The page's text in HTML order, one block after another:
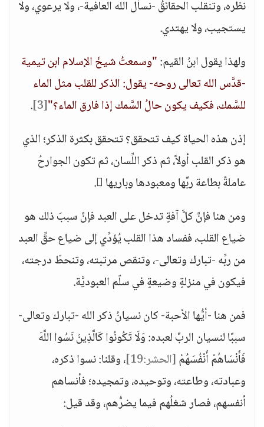
نظره، وتنقلب الحقائقُ -نسأل الله العافية-، ولا يرعوي، ولا
يستجيب، ولا يهتدي.
ولهذا يقول ابنُ القيم:"وسمعتُ شيخَ الإسلام ابن تيمية
-قدَّس الله تعالى روحه- يقول: الذكر للقلب مثل الماء
للسَّمك، فكيف يكون حالُ السَّمك إذا فارق الماء؟"[3]
.
إذن هذه الحياة كيف تتحقق؟ تتحقق بكثرة الذكر؛ الذي
هو ذكر القلب أولاً، ثم ذكر اللِّسان، ثم تكون الجوارحُ
عاملةً بطاعة ربِّها ومعبودها وباريها .
ومن هنا فإنَّ كلَّ آفةٍ تدخل على العبد فإنَّ سببَ ذلك هو
ضياع القلب، ففساد هذا القلب يُؤدِّي إلى ضياع حقِّ العبد
من ربِّه -تبارك وتعالى-، وتنقص مرتبته، وتنحطّ درجته،
فيكون في منزلةٍ وضيعةٍ في سلّم العبوديَّة.
فمن هنا -أيُّها الأحبة- كان نسيانُ ذكر الله -تبارك وتعالى-
سببًا لنسيان الربِّ لعبده: وَلَا تَكُونُوا كَالَّذِينَ نَسُوا اللَّهَ
فَأَنْسَاهُمْ أَنْفُسَهُمْ[الحشر:19]
، وقلنا: نسوا ذكره،
وعبادته، وطاعته، وتوحيده، وتمجيده؛ فأنساهم
أنفسهم، فصار شغلُهم فيما يضرُّهم، وقد قيل: